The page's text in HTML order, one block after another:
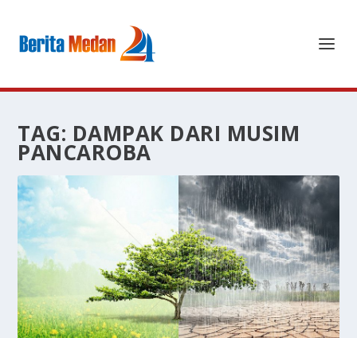
TAG: DAMPAK DARI MUSIM
PANCAROBA